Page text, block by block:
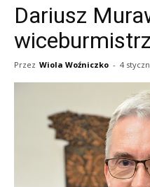
Dariusz
Przez Wiola Woźniczko - 4